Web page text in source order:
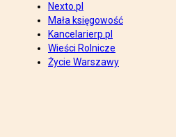
Nexto.pl
Mała księgowość
Kancelarierp.pl
Wieści Rolnicze
Życie Warszawy